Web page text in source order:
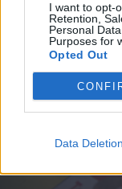
I want to opt-
Retention,
Personal
Purposes for
Opted Out
Data Deletion